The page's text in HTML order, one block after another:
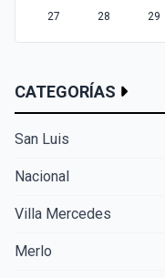
27
28 29
CATEGORÍAS
San Luis
Nacional
Villa Mercedes
Merlo